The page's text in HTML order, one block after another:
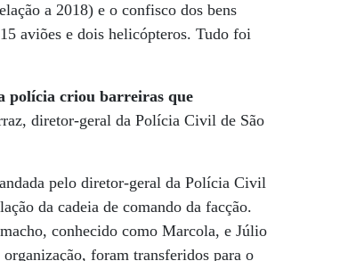
a 2018) e o confisco dos bens
aviões e dois helicópteros. Tudo foi
polícia criou barreiras que
diretor-geral da Polícia Civil de São
pelo diretor-geral da Polícia Civil
da cadeia de comando da facção.
conhecido como Marcola, e Júlio
foram transferidos para o